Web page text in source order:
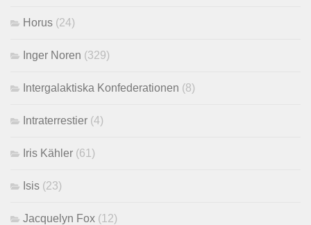
Horus (24)
Inger Noren (329)
Intergalaktiska Konfederationen (8)
Intraterrestier (4)
Iris Kähler (61)
Isis (23)
Jacquelyn Fox (12)